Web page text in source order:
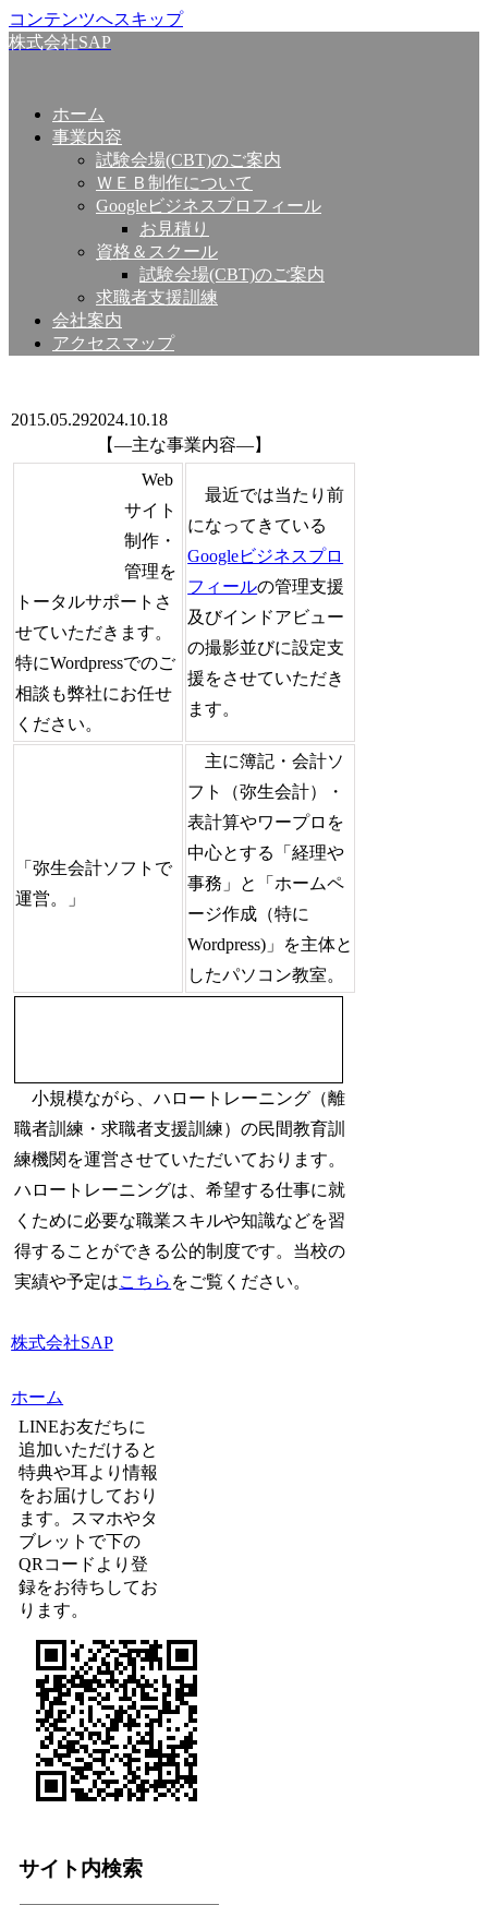
コンテンツへスキップ
株式会社SAP
ホーム
事業内容
試験会場(CBT)のご案内
ＷＥＢ制作について
Googleビジネスプロフィール
お見積り
資格＆スクール
試験会場(CBT)のご案内
求職者支援訓練
会社案内
アクセスマップ
2015.05.292024.10.18
【—主な事業内容—】
Web
サイト
制作・
管理を
トータルサポートさ
せていただきます。
特にWordpressでのご
相談も弊社にお任せ
ください。
最近では当たり前
になってきている
Googleビジネスプロ
フィールの管理支援
及びインドアビュー
の撮影並びに設定支
援をさせていただき
ます。
「弥生会計ソフトで
運営。」
主に簿記・会計ソ
フト（弥生会計）・
表計算やワープロを
中心とする「経理や
事務」と「ホームペ
ージ作成（特に
Wordpress)」を主体と
したパソコン教室。
小規模ながら、ハロートレーニング（離
職者訓練・求職者支援訓練）の民間教育訓
練機関を運営させていただいております。
ハロートレーニングは、希望する仕事に就
くために必要な職業スキルや知識などを習
得することができる公的制度です。当校の
実績や予定はこちら をご覧ください。
株式会社SAP
ホーム
LINEお友だちに
追加いただけると
特典や耳より情報
をお届けしており
ます。スマホやタ
ブレットで下の
QRコードより登
録をお待ちしてお
ります。
サイト内検索